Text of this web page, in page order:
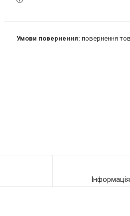
повернення